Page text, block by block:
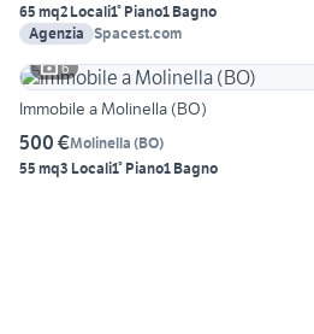
65 mq2 Locali1° Piano1 Bagno
Agenzia Spacest.com
6
Immobile a Molinella (BO)
500 €Molinella (BO)
55 mq3 Locali1° Piano1 Bagno